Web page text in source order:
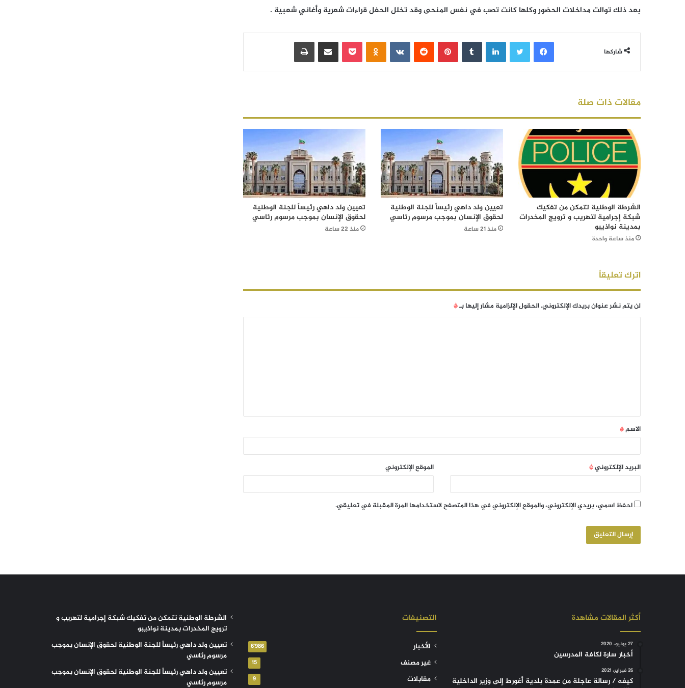
بعد ذلك توالت مداخلات الحضور وكلها كانت تصب في نفس المنحى وقد تخلل الحفل قراءات شعرية وأغاني شعبية .
شاركها
فيسبوك لينكدإن بينتيريست بوكيت مشاركة عبر البريد
مقالات ذات صلة
الشرطة الوطنية تتمكن من تفكيك
شبكة إجرامية لتهريب و ترويج المخدرات
بمدينة نواذيبو
منذ ساعة واحدة
تعيين ولد داهي رئيساً للجنة الوطنية
لحقوق الإنسان بموجب مرسوم رئاسي
منذ 21 ساعة
تعيين ولد داهي رئيساً للجنة الوطنية
لحقوق الإنسان بموجب مرسوم رئاسي
منذ 22 ساعة
اترك تعليقاً
لن يتم نشر عنوان بريدك الإلكتروني.الحقول الإلزامية مشار إليها بـ*
الاسم*
البريد الإلكتروني* الموقع الإلكتروني
احفظ اسمي، بريدي الإلكتروني، والموقع الإلكتروني في هذا المتصفح لاستخدامها المرة المقبلة في تعليقي.
أكثر المقالات مشاهدة
27 يونيو، 2020
أخبار سارة لكافة المدرسين
26 فبراير، 2021
كيفه / رسالة عاجلة من عمدة بلدية أغورط إلى وزير الداخلية
التصنيفات
الأخبار 6٬986
غير مصنف 15
مقابلات 9
الشرطة الوطنية تتمكن من تفكيك شبكة إجرامية لتهريب و
ترويج المخدرات بمدينة نواذيبو
تعيين ولد داهي رئيساً للجنة الوطنية لحقوق الإنسان بموجب
مرسوم رئاسي
تعيين ولد داهي رئيساً للجنة الوطنية لحقوق الإنسان بموجب
مرسوم رئاسي